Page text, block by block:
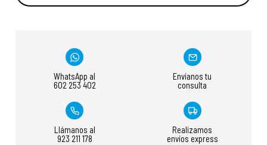
WhatsApp al
602 253 402
Envíanos tu
consulta
Llámanos al
923 211 178
Realizamos
envíos express